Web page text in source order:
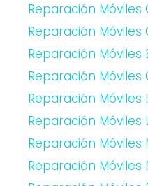
Reparación
Reparación
Reparación Móviles
Reparación Móviles
Reparación Móviles
Reparación Móviles
Reparación Móviles
Reparación Móviles